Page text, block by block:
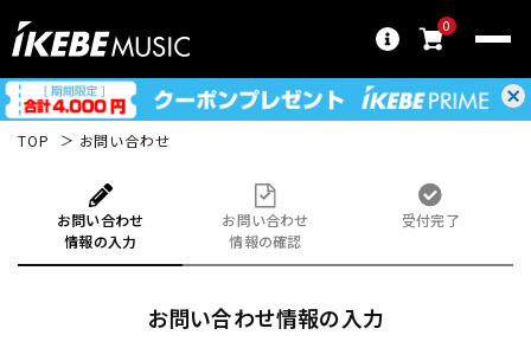
0
TOP お問い合わせ
お問い合わせ
情報の入力
お問い合わせ
情報の確認
受付完了
お問い合わせ情報の入力